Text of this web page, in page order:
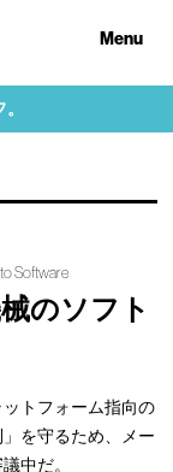
Menu
Software
のソフト
トフォーム指向の
を守るため、メー
中だ。